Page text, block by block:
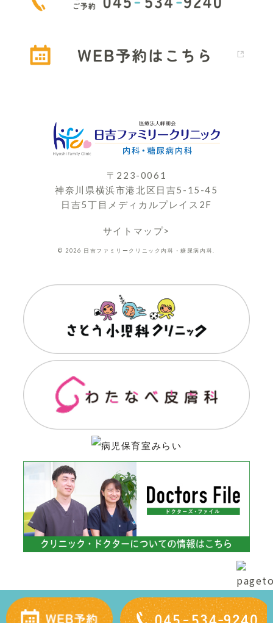
〒223-0061
神奈川県横浜市港北区日吉5-15-45
日吉5丁目メディカルプレイス2F
サイトマップ>
© 2026 日吉ファミリークリニック内科・糖尿病内科.